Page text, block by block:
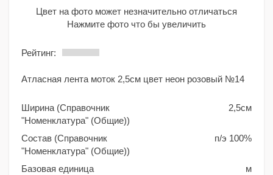
Цвет на фото может незначительно отличаться
Нажмите фото что бы увеличить
Рейтинг:
Атласная лента моток 2,5см цвет неон розовый №14
Ширина (Справочник
"Номенклатура" (Общие))
2,5см
Состав (Справочник
"Номенклатура" (Общие))
п/э 100%
Базовая единица
м